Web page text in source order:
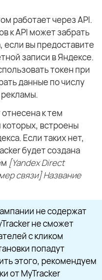
работает через API.
к API может забрать
если вы предоставите
записи в Яндексе.
токен при
данные по числу
к тем
которых, встроены
Если таких нет,
будет создана
[Yandex Direct
связи] Название
не содержат
не сможет
с кликом
попадут
этого, рекомендуем
от MyTracker